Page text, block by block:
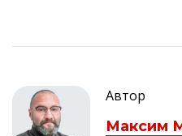
Автор
Максим